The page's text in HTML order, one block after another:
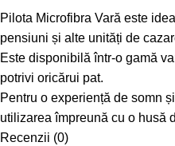
Pilota Microfibra Vară este
pensiuni și alte unități de
Este disponibilă într-o gamă
potrivi oricărui pat.
Pentru o experiență de somn
utilizarea împreună cu o husă
Recenzii (0)